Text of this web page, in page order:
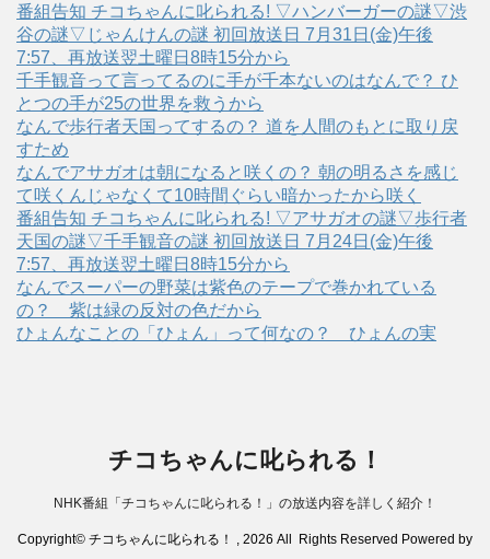
番組告知 チコちゃんに叱られる! ▽ハンバーガーの謎▽渋
谷の謎▽じゃんけんの謎 初回放送日 7月31日(金)午後
7:57、再放送翌土曜日8時15分から
千手観音って言ってるのに手が千本ないのはなんで？ ひ
とつの手が25の世界を救うから
なんで歩行者天国ってするの？ 道を人間のもとに取り戻
すため
なんでアサガオは朝になると咲くの？ 朝の明るさを感じ
て咲くんじゃなくて10時間ぐらい暗かったから咲く
番組告知 チコちゃんに叱られる! ▽アサガオの謎▽歩行者
天国の謎▽千手観音の謎 初回放送日 7月24日(金)午後
7:57、再放送翌土曜日8時15分から
なんでスーパーの野菜は紫色のテープで巻かれている
の？ 紫は緑の反対の色だから
ひょんなことの「ひょん」って何なの？ ひょんの実
チコちゃんに叱られる！
NHK番組「チコちゃんに叱られる！」の放送内容を詳しく紹介！
Copyright© チコちゃんに叱られる！ , 2026 All Rights Reserved Powered by